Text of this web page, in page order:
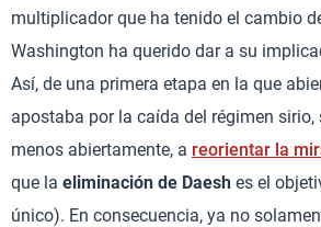
multiplicador que ha tenido el cambio
Washington ha querido dar a su
Así, de una primera etapa en la que
apostaba por la caída del régimen sirio,
menos abiertamente, a reorientar la
que la eliminación de Daesh es el
único). En consecuencia, ya no